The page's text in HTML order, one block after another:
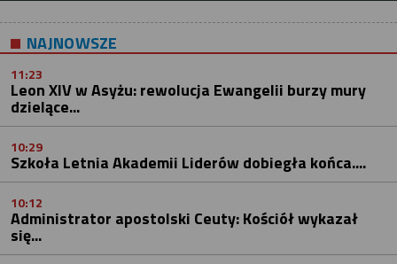
NAJNOWSZE
11:23
Leon XIV w Asyżu: rewolucja Ewangelii burzy mury
dzielące...
10:29
Szkoła Letnia Akademii Liderów dobiegła końca....
10:12
Administrator apostolski Ceuty: Kościół wykazał
się...